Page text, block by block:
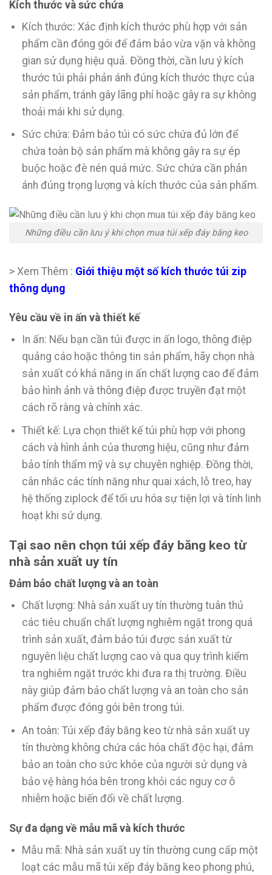
Kích thước và sức chứa
Kích thước: Xác định kích thước phù hợp với sản
phẩm cần đóng gói để đảm bảo vừa vặn và không
gian sử dụng hiệu quả. Đồng thời, cần lưu ý kích
thước túi phải phản ánh đúng kích thước thực của
sản phẩm, tránh gây lãng phí hoặc gây ra sự không
thoải mái khi sử dụng.
Sức chứa: Đảm bảo túi có sức chứa đủ lớn để
chứa toàn bộ sản phẩm mà không gây ra sự ép
buộc hoặc đè nén quá mức. Sức chứa cần phản
ánh đúng trọng lượng và kích thước của sản phẩm.
Những điều cần lưu ý khi chọn mua túi xếp đáy băng keo
> Xem Thêm : Giới thiệu một số kích thước túi zip
thông dụng
Yêu cầu về in ấn và thiết kế
In ấn: Nếu bạn cần túi được in ấn logo, thông điệp
quảng cáo hoặc thông tin sản phẩm, hãy chọn nhà
sản xuất có khả năng in ấn chất lượng cao để đảm
bảo hình ảnh và thông điệp được truyền đạt một
cách rõ ràng và chính xác.
Thiết kế: Lựa chọn thiết kế túi phù hợp với phong
cách và hình ảnh của thương hiệu, cũng như đảm
bảo tính thẩm mỹ và sự chuyên nghiệp. Đồng thời,
cân nhắc các tính năng như quai xách, lỗ treo, hay
hệ thống ziplock để tối ưu hóa sự tiện lợi và tính linh
hoạt khi sử dụng.
Tại sao nên chọn túi xếp đáy băng keo từ
nhà sản xuất uy tín
Đảm bảo chất lượng và an toàn
Chất lượng: Nhà sản xuất uy tín thường tuân thủ
các tiêu chuẩn chất lượng nghiêm ngặt trong quá
trình sản xuất, đảm bảo túi được sản xuất từ
nguyên liệu chất lượng cao và qua quy trình kiểm
tra nghiêm ngặt trước khi đưa ra thị trường. Điều
này giúp đảm bảo chất lượng và an toàn cho sản
phẩm được đóng gói bên trong túi.
An toàn: Túi xếp đáy băng keo từ nhà sản xuất uy
tín thường không chứa các hóa chất độc hại, đảm
bảo an toàn cho sức khỏe của người sử dụng và
bảo vệ hàng hóa bên trong khỏi các nguy cơ ô
nhiễm hoặc biến đổi về chất lượng.
Sự đa dạng về mẫu mã và kích thước
Mẫu mã: Nhà sản xuất uy tín thường cung cấp một
loạt các mẫu mã túi xếp đáy băng keo phong phú,